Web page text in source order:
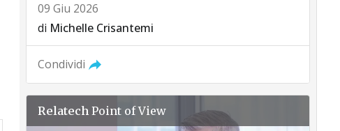
09 Giu 2026
di Michelle Crisantemi
Condividi
RelatechPoint of View